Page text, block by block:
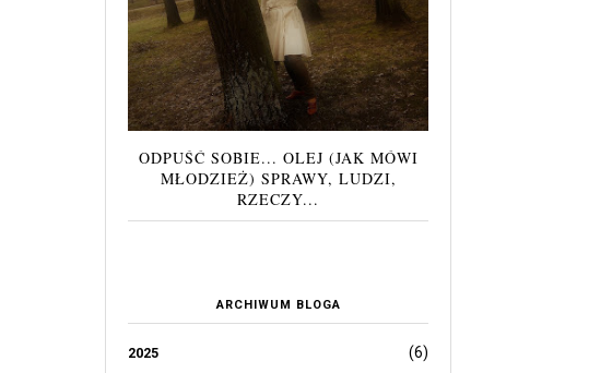
ODPUŚĆ SOBIE... OLEJ (JAK MÓWI
MŁODZIEŻ) SPRAWY, LUDZI,
RZECZY...
ARCHIWUM BLOGA
2025 (6)